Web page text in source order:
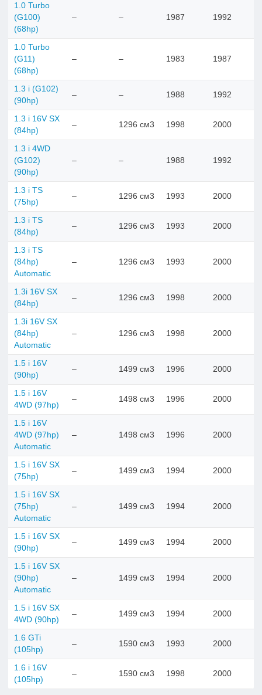
1.0 Turbo
(G100)
(68hp)
– – 1987 1992
1.0 Turbo
(G11)
(68hp)
– – 1983 1987
1.3 i (G102)
(90hp)
– – 1988 1992
1.3 i 16V SX
(84hp)
– 1296 см3 1998 2000
1.3 i 4WD
(G102)
(90hp)
– – 1988 1992
1.3 i TS
(75hp)
– 1296 см3 1993 2000
1.3 i TS
(84hp)
– 1296 см3 1993 2000
1.3 i TS
(84hp)
Automatic
– 1296 см3 1993 2000
1.3i 16V SX
(84hp)
– 1296 см3 1998 2000
1.3i 16V SX
(84hp)
Automatic
– 1296 см3 1998 2000
1.5 i 16V
(90hp)
– 1499 см3 1996 2000
1.5 i 16V
4WD (97hp)
– 1498 см3 1996 2000
1.5 i 16V
4WD (97hp)
Automatic
– 1498 см3 1996 2000
1.5 i 16V SX
(75hp)
– 1499 см3 1994 2000
1.5 i 16V SX
(75hp)
Automatic
– 1499 см3 1994 2000
1.5 i 16V SX
(90hp)
– 1499 см3 1994 2000
1.5 i 16V SX
(90hp)
Automatic
– 1499 см3 1994 2000
1.5 i 16V SX
4WD (90hp)
– 1499 см3 1994 2000
1.6 GTi
(105hp)
– 1590 см3 1993 2000
1.6 i 16V
(105hp)
– 1590 см3 1998 2000